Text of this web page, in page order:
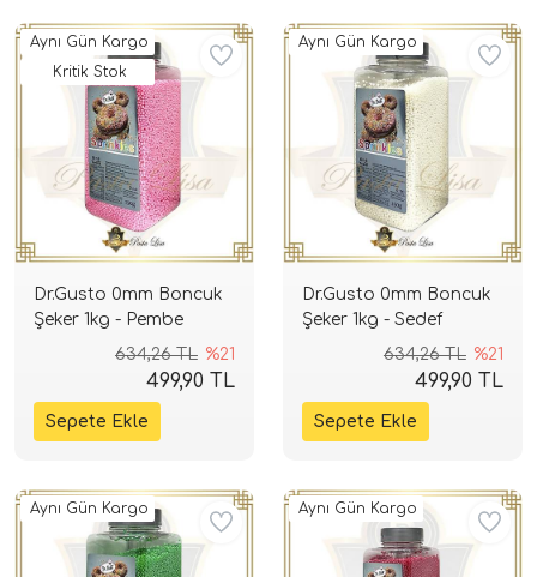
Dr.Gusto 0mm Boncuk
Şeker 1kg - Pembe
634,26 TL %21
499,90 TL
Aynı Gün Kargo
Kritik Stok
Dr.Gusto 0mm Boncuk
Şeker 1kg - Sedef
634,26 TL %21
499,90 TL
Aynı Gün Kargo
Aynı Gün Kargo Aynı Gün Kargo